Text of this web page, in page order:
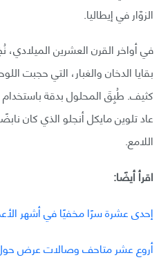
الزوّار في إيطاليا.
في أواخر القرن العشرين
بقايا الدخان والغبار، التي حجبت
كثيف. طُبِقَ المحلول بدقة
عاد تلوين مايكل أنجلو الذي كان
اللامع.
اقرأ أيضًا:
إحدى عشرة سرًا مخفيًا في أشهر
أروع عشر متاحف وصالات عرض حول